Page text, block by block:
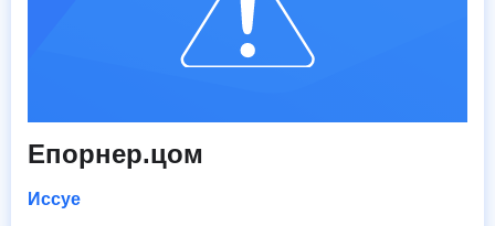
Епорнер.цом
Иссуе